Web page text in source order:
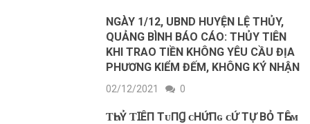
NGÀY 1/12, UBND HUYỆN LỆ THỦY,
QUẢNG BÌNH BÁO CÁO: THỦY TIÊN
KHI TRAO TIỀN KHÔNG YÊU CẦU ĐỊA
PHƯƠNG KIỂM ĐẾM, KHÔNG KÝ NHẬN
02/12/2021 0
ƬҺᴜỶ ƬꞮÊП ТᴜПꞬ ᴄНỨПɢ ᴄỨ ТỰ ВỎ ТҺÊᴍ